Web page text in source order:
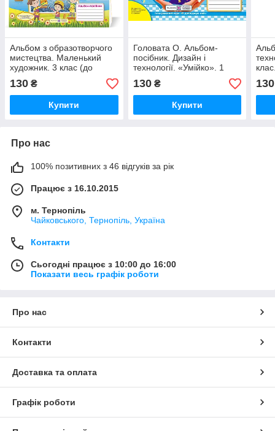
Альбом з образотворчого
мистецтва. Маленький
художник. 3 клас (до
НУШ.
130 ₴
Купити
Головата О. Альбом-
посібник. Дизайн і
технології. «Умійко». 1
клас. (до підр. Бібік). НУШ.
130₴
Купити
130
Про нас
100% позитивних з 46 відгуків за рік
Працює з 16.10.2015
м. Тернопіль
Чайковського, Тернопіль, Україна
Контакти
Сьогодні працює з 10:00 до 16:00
Показати весь графік роботи
Про нас
Контакти
Доставка та оплата
Графік роботи